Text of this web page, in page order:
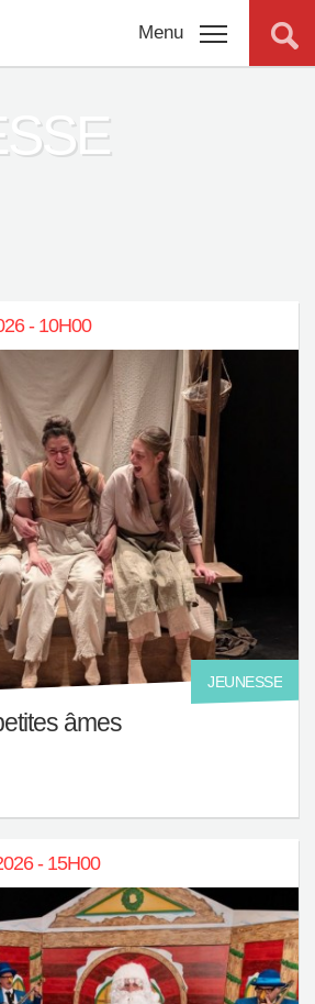
Menu
Programmation
Salles
Connexion
Nouvelles
Corporatif
Nous joindre
- 10H00
JEUNESSE
âmes
- 15H00